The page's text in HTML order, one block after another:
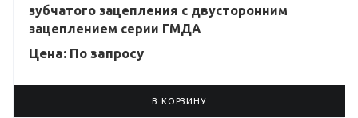
зубчатого зацепления с двусторонним
зацеплением серии ГМДА
Цена: По запросу
В КОРЗИНУ